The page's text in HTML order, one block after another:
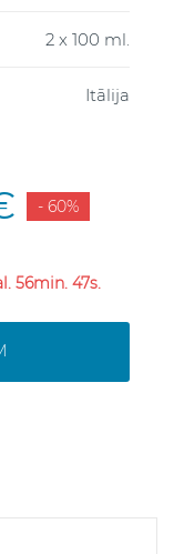
2 x 100 ml.
Itālija
- 60%
56min. 46s.